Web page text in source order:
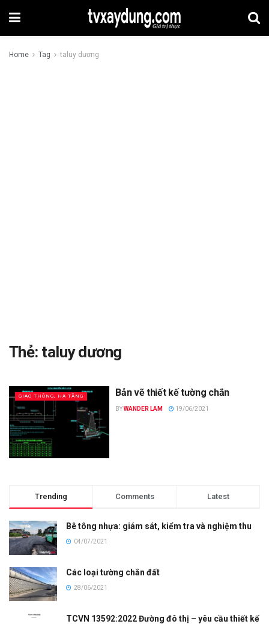
Home Tag taluy dương
Thẻ: taluy dương
GIAO THÔNG, HẠ TẦNG Bản vẽ thiết kế tường chắn
BYWANDER LAM 19/06/2021
Trending Comments Latest
Bê tông nhựa: giám sát, kiểm tra và nghiệm thu
04/07/2021
Các loại tường chắn đất
28/06/2021
TCVN 13592:2022 Đường đô thị – yêu cầu thiết kế